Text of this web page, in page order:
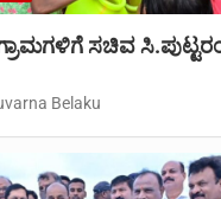
ಸಚಿವ
Belaku